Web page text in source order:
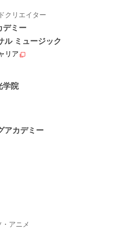
クリエイター
デミー
ル ミュージック
リア
学院
アカデミー
アニメ